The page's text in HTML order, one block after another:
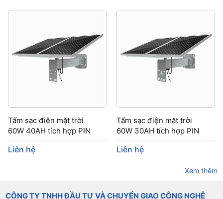
Tấm sạc điện mặt trời
60W 40AH tích hợp PIN
Liên hệ
Tấm sạc điện mặt trời
60W 30AH tích hợp PIN
Liên hệ
Xem thêm
CÔNG TY TNHH ĐẦU TƯ VÀ CHUYỂN GIAO CÔNG NGHỆ